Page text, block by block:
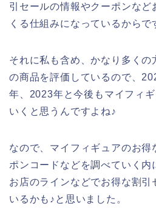
引セールの情報やクーポンなど
くる仕組みになっているからで
それに私も含め、かなり多くの
の商品を評価しているので、
年、2023年と今後もマイフィ
いくと思うんですよね♪
なので、マイフィギュアのお得
ポンコードなどを調べていく内
お店のラインなどでお得な割引
いるかも♪と思いました。